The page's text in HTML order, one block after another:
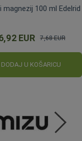
magnezij 100 ml Edelrid
EUR
cijena
7,68 EUR
DODAJ U KOŠARICU